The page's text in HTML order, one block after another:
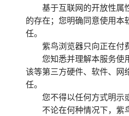
基于互联网的开放性属
的存在；您明确同意使用本
任。
紫鸟浏览器只向正在付
您知悉并理解本服务使
该等第三方硬件、软件、网
任。
您不得以任何方式明示
不论在何种情况下，紫